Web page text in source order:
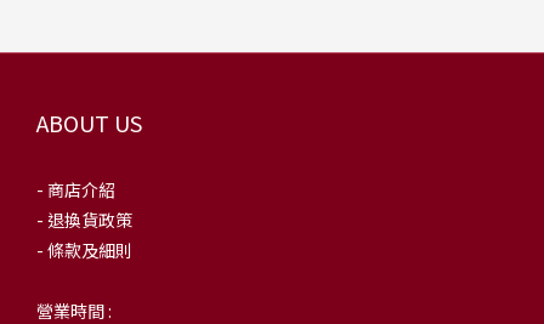
ABOUT US
- 商店介紹
- 退換貨政策
- 條款及細則
營業時間 :